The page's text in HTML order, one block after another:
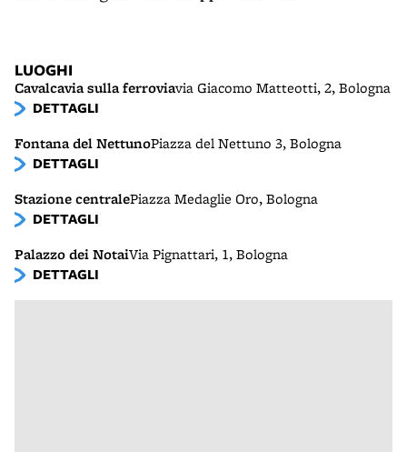
LUOGHI
Cavalcavia sulla ferroviavia Giacomo Matteotti, 2, Bologna
DETTAGLI
Fontana del NettunoPiazza del Nettuno 3, Bologna
DETTAGLI
Stazione centralePiazza Medaglie Oro, Bologna
DETTAGLI
Palazzo dei NotaiVia Pignattari, 1, Bologna
DETTAGLI